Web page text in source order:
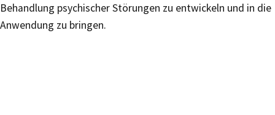
Behandlung psychischer Störungen zu entwickeln und in die
Anwendung zu bringen.